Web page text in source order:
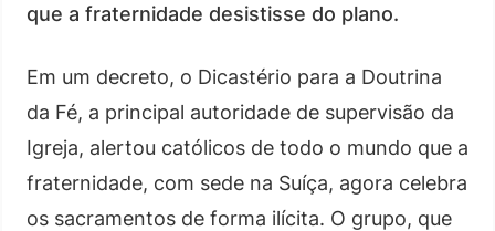
que a fraternidade desistisse do plano.
Em um decreto, o Dicastério para a Doutrina
da Fé, a principal autoridade de supervisão da
Igreja, alertou católicos de todo o mundo que a
fraternidade, com sede na Suíça, agora celebra
os sacramentos de forma ilícita. O grupo, que